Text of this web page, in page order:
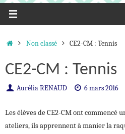
AccueilNon classé CE2-CM : Tennis
CE2-CM : Tennis
Aurélia RENAUD 6 mars 2016
Les élèves de CE2-CM ont commencé
ateliers, ils apprennent à manier la